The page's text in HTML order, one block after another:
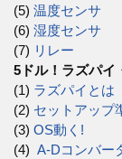
(5) 温度センサ
(6) 湿度センサ
(7) リレー
5ドル！ラズパ
(1) ラズパイと
(2) セットアップ
(3) OS動く!
(4) A-Dコンバー